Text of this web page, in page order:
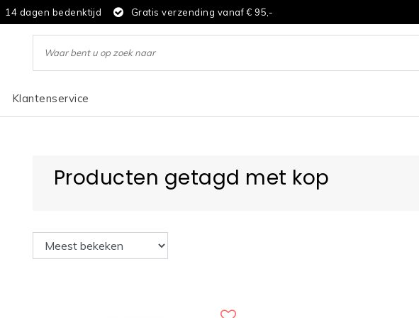
14 dagen bedenktijd Gratis verzending vanaf € 95,-
Klantenservice
Producten getagd met kop